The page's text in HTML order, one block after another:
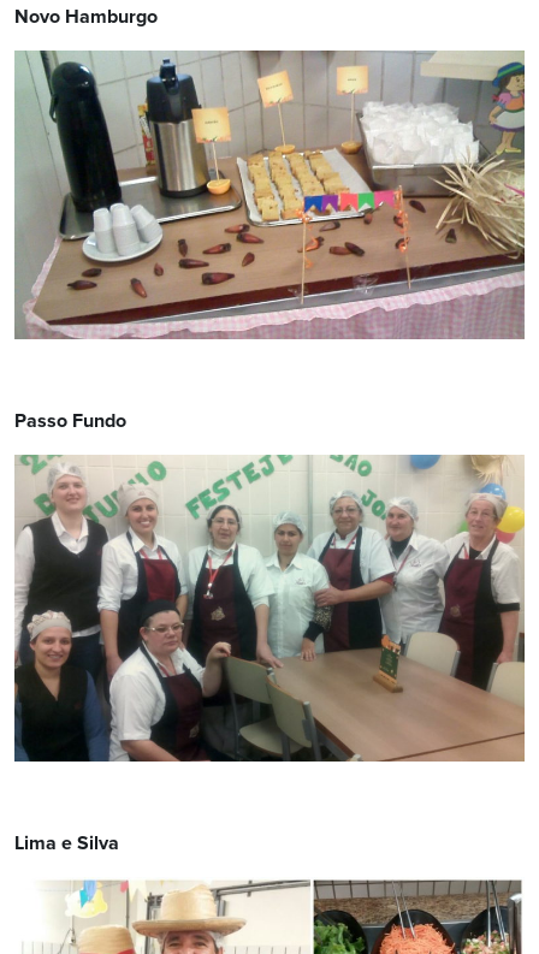
Novo Hamburgo
Passo Fundo
Lima e Silva